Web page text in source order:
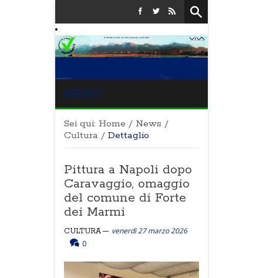
MENU
Sei qui: Home / News /
Cultura / Dettaglio
Pittura a Napoli dopo
Caravaggio, omaggio
del comune di Forte
dei Marmi
CULTURA
venerdì 27 marzo 2026
0